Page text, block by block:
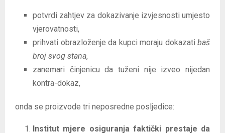
potvrdi zahtjev za dokazivanje izvjesnosti umjesto
vjerovatnosti,
prihvati obrazloženje da kupci moraju dokazati baš
broj svog stana,
zanemari činjenicu da tuženi nije izveo nijedan
kontra-dokaz,
onda se proizvode tri neposredne posljedice:
Institut mjere osiguranja faktički prestaje da